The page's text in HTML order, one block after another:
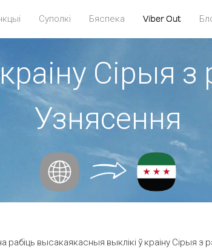
Суполкі Бяспека Viber Out
Сірыя з
Узнясення
высакаякасныя выклікі ў краіну Сірыя з